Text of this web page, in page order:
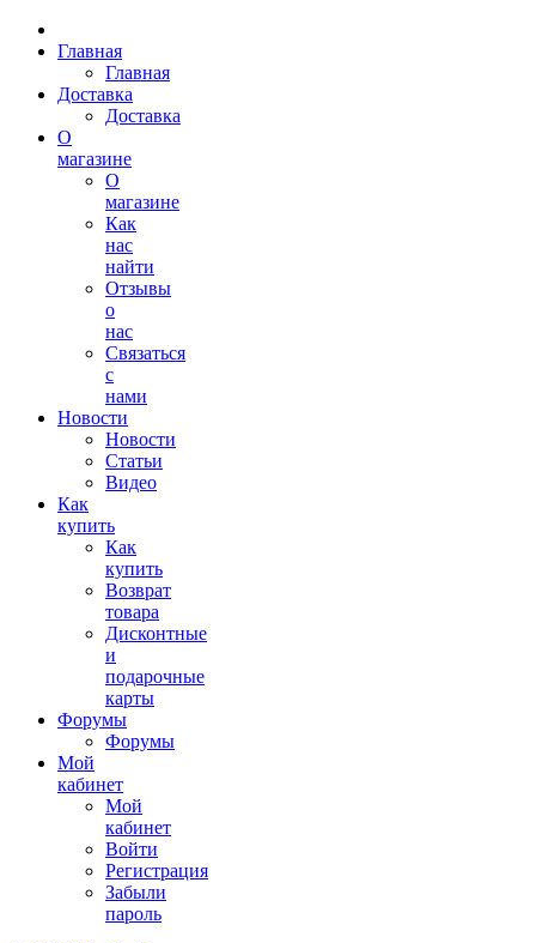
Главная
Главная
Доставка
Доставка
О
магазине
О
магазине
Как
нас
найти
Отзывы
о
нас
Связаться
с
нами
Новости
Новости
Статьи
Видео
Как
купить
Как
купить
Возврат
товара
Дисконтные
и
подарочные
карты
Форумы
Форумы
Мой
кабинет
Мой
кабинет
Войти
Регистрация
Забыли
пароль